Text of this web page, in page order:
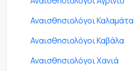
Αναισθησιολόγοι Καλαμάτα
Αναισθησιολόγοι Καβάλα
Αναισθησιολόγοι Χανιά